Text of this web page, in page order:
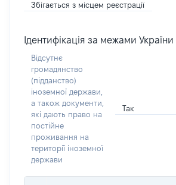
Збігається з місцем реєстрації
Ідентифікація за межами України
Відсутнє
громадянство
(підданство)
іноземної держави,
а також документи,
які дають право на
постійне
проживання на
території іноземної
держави
Так